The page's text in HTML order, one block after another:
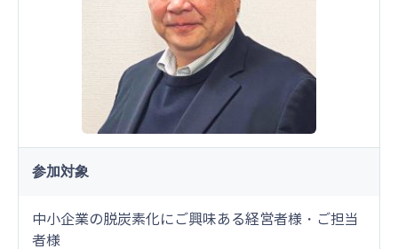
参加対象
中小企業の脱炭素化にご興味ある経営者様・ご担当
者様